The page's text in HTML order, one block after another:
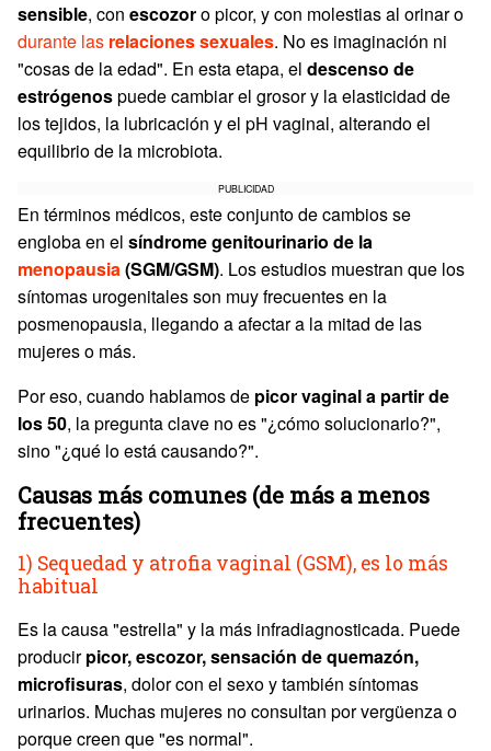
sensible, con escozoro picor, y con molestias al orinar o
durante las relaciones sexuales. No es imaginación ni
"cosas de la edad". En esta etapa, el descenso de
estrógenospuede cambiar el grosor y la elasticidad de
los tejidos, la lubricación y el pH vaginal, alterando el
equilibrio de la microbiota.
PUBLICIDAD
En términos médicos, este conjunto de cambios se
engloba en el síndrome genitourinario de la
menopausia(SGM/GSM). Los estudios muestran que los
síntomas urogenitales son muy frecuentes en la
posmenopausia, llegando a afectar a la mitad de las
mujeres o más.
Por eso, cuando hablamos de picor vaginal a partir de
los 50, la pregunta clave no es "¿cómo solucionarlo?",
sino "¿qué lo está causando?".
Causas más comunes (de más a menos
frecuentes)
1) Sequedad y atrofia vaginal (GSM), es lo más
habitual
Es la causa "estrella" y la más infradiagnosticada. Puede
producirpicor, escozor, sensación de quemazón,
microfisuras, dolor con el sexo y también síntomas
urinarios. Muchas mujeres no consultan por vergüenza o
porque creen que "es normal".